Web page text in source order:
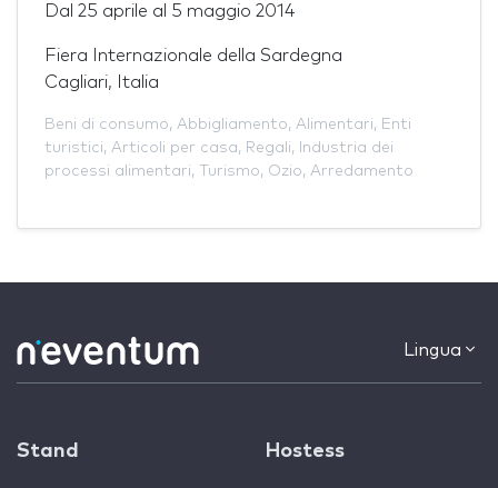
Dal 25 aprile al 5 maggio 2014
Fiera Internazionale della Sardegna
Cagliari, Italia
Beni di consumo, Abbigliamento, Alimentari, Enti
turistici, Articoli per casa, Regali,
Industria dei
processi alimentari, Turismo, Ozio, Arredamento
Lingua
Stand Hostess